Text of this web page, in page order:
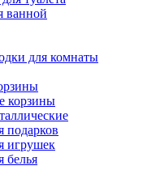
ванной
для комнаты
корзины
подарков
игрушек
белья